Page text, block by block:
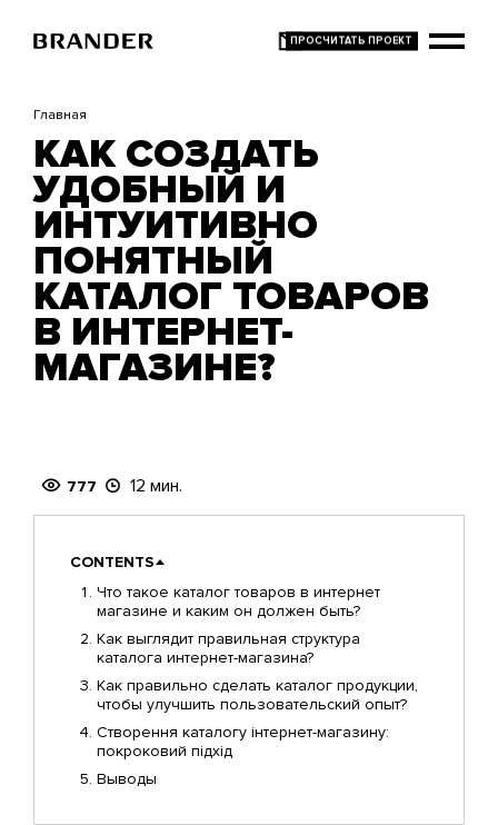
основному
Главная
КАК СОЗДАТЬ
УДОБНЫЙ И
ИНТУИТИВНО
ПОНЯТНЫЙ
КАТАЛОГ ТОВАРОВ
В ИНТЕРНЕТ-
МАГАЗИНЕ?
777 12 мин.
CONTENTS
Что такое каталог товаров в интернет
магазине и каким он должен быть?
Как выглядит правильная структура
каталога интернет-магазина?
Как правильно сделать каталог продукции,
чтобы улучшить пользовательский опыт?
Створення каталогу інтернет-магазину:
покроковий підхід
Выводы